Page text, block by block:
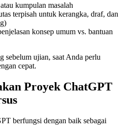
kumpulan masalah
terpisah untuk kerangka, draf, dan
konsep umum vs. bantuan
sebelum ujian, saat Anda perlu
cepat.
Proyek ChatGPT
berfungsi dengan baik sebagai